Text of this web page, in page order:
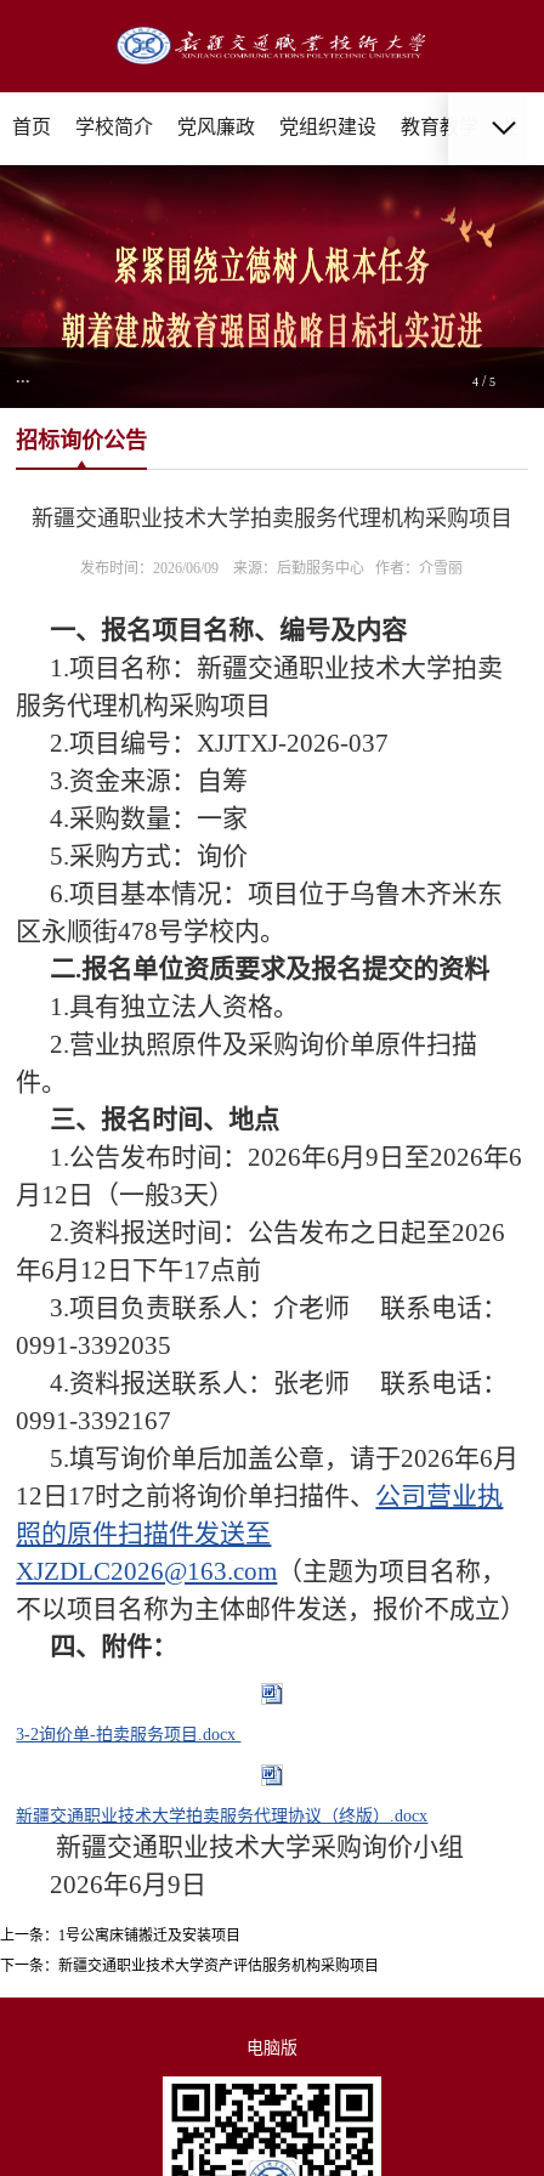
首页 学校简介 党风廉政 党组织建设 教育教学 招
... 4 /5
招标询价公告
新疆交通职业技术大学拍卖服务代理机构采购项目
发布时间：2026/06/09 来源：后勤服务中心 作者：介雪丽
一、报名项目名称、编号及内容
1.项目名称：新疆交通职业技术大学拍卖
服务代理机构采购项目
2.项目编号：XJJTXJ-2026-037
3.资金来源：自筹
4.采购数量：一家
5.采购方式：询价
6.项目基本情况：项目位于乌鲁木齐米东
区永顺街478号学校内。
二.报名单位资质要求及报名提交的资料
1.具有独立法人资格。
2.营业执照原件及采购询价单原件扫描
件。
三、报名时间、地点
1.公告发布时间：2026年6月9日至2026年6
月12日（一般3天）
2.资料报送时间：公告发布之日起至2026
年6月12日下午17点前
3.项目负责联系人：介老师 联系电话：
0991-3392035
4.资料报送联系人：张老师 联系电话：
0991-3392167
5.填写询价单后加盖公章，请于2026年6月
12日17时之前将询价单扫描件、 公司营业执
照的原件扫描件发送至
XJZDLC2026@163.com （主题为项目名称，
不以项目名称为主体邮件发送，报价不成立）
四、附件：
3-2询价单-拍卖服务项目.docx
新疆交通职业技术大学拍卖服务代理协议（终版）.docx
新疆交通职业技术大学采购询价小组
2026年6月9日
上一条： 1号公寓床铺搬迁及安装项目
下一条： 新疆交通职业技术大学资产评估服务机构采购项目
电脑版